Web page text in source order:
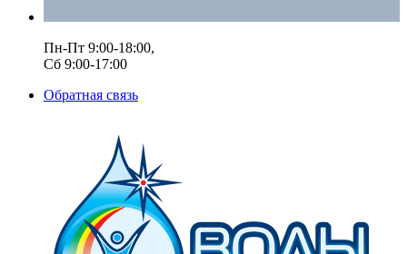
Пн-Пт 9:00-18:00,
Сб 9:00-17:00
Обратная связь